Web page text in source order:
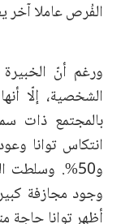
الفُرص عاملا
ورغم أنّ
الشخصية، إلّا
بالمجتمع ذات
و50%.
وجود مجازفة